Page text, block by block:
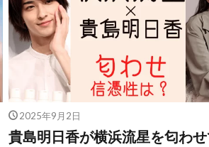
2025年9月2日
貴島明日香が横浜流星を匂わせ